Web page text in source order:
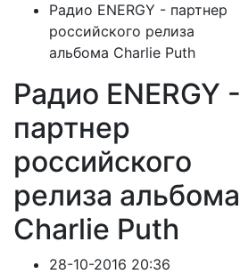
Радио ENERGY - партнер
российского релиза
альбома Charlie Puth
Радио ENERGY -
партнер
российского
релиза альбома
Charlie Puth
28-10-2016 20:36